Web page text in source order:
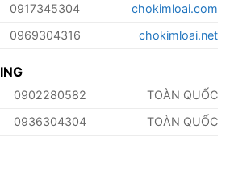
0917345304
chokimloai.com
0969304316
chokimloai.net
0902280582
TOÀN QUỐC
0936304304
TOÀN QUỐC